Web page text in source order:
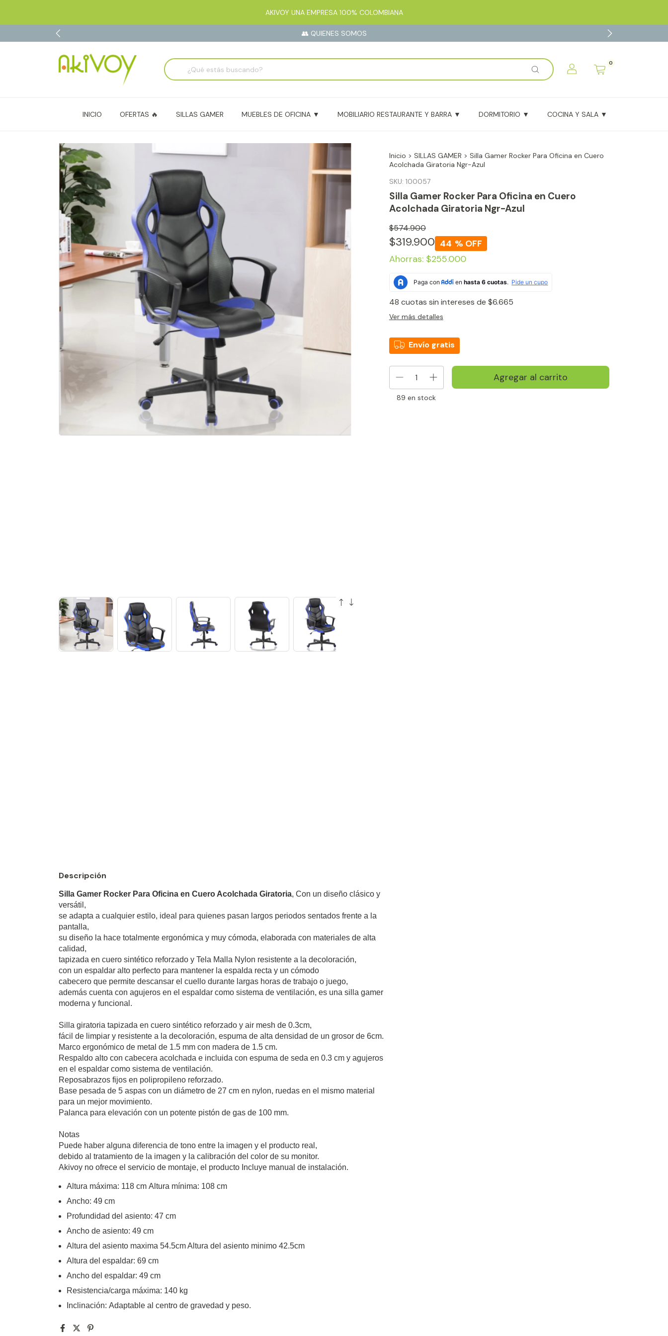
AKIVOY UNA EMPRESA 100% COLOMBIANA
👥 QUIENES SOMOS
0
x
INICIO OFERTAS 🔥 SILLAS GAMER MUEBLES DE OFICINA ▼ MOBILIARIO RESTAURANTE Y BARRA ▼ DORMITORIO ▼ COCINA Y SALA ▼
Inicio > SILLAS GAMER > Silla Gamer Rocker Para Oficina en Cuero
Acolchada Giratoria Ngr-Azul
SKU: 100057
Silla Gamer Rocker Para Oficina en Cuero
Acolchada Giratoria Ngr-Azul
$574.900
$319.900 44 % OFF
Ahorras: $255.000
48 cuotas sin intereses de $6.665
Ver más detalles
Envío gratis
89 en stock
Descripción
Silla Gamer Rocker Para Oficina en Cuero Acolchada Giratoria, Con un diseño clásico y
versátil,
se adapta a cualquier estilo, ideal para quienes pasan largos periodos sentados frente a la
pantalla,
su diseño la hace totalmente ergonómica y muy cómoda, elaborada con materiales de alta
calidad,
tapizada en cuero sintético reforzado y Tela Malla Nylon resistente a la decoloración,
con un espaldar alto perfecto para mantener la espalda recta y un cómodo
cabecero que permite descansar el cuello durante largas horas de trabajo o juego,
además cuenta con agujeros en el espaldar como sistema de ventilación, es una silla gamer
moderna y funcional.
Silla giratoria tapizada en cuero sintético reforzado y air mesh de 0.3cm,
fácil de limpiar y resistente a la decoloración, espuma de alta densidad de un grosor de 6cm.
Marco ergonómico de metal de 1.5 mm con madera de 1.5 cm.
Respaldo alto con cabecera acolchada e incluida con espuma de seda en 0.3 cm y agujeros
en el espaldar como sistema de ventilación.
Reposabrazos fijos en polipropileno reforzado.
Base pesada de 5 aspas con un diámetro de 27 cm en nylon, ruedas en el mismo material
para un mejor movimiento.
Palanca para elevación con un potente pistón de gas de 100 mm.
Notas
Puede haber alguna diferencia de tono entre la imagen y el producto real,
debido al tratamiento de la imagen y la calibración del color de su monitor.
Akivoy no ofrece el servicio de montaje, el producto Incluye manual de instalación.
Altura máxima: 118 cm Altura mínima: 108 cm
Ancho: 49 cm
Profundidad del asiento: 47 cm
Ancho de asiento: 49 cm
Altura del asiento maxima 54.5cm Altura del asiento minimo 42.5cm
Altura del espaldar: 69 cm
Ancho del espaldar: 49 cm
Resistencia/carga máxima: 140 kg
Inclinación: Adaptable al centro de gravedad y peso.